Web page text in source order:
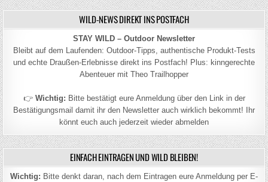
WILD-NEWS DIREKT INS POSTFACH
STAY WILD – Outdoor Newsletter
Bleibt auf dem Laufenden: Outdoor-Tipps, authentische Produkt-Tests
und echte Draußen-Erlebnisse direkt ins Postfach! Plus: kinngerechte
Abenteuer mit Theo Trailhopper
👉 Wichtig: Bitte bestätigt eure Anmeldung über den Link in der
Bestätigungsmail damit ihr den Newsletter auch wirklich bekommt! Ihr
könnt euch auch jederzeit wieder abmelden
EINFACH EINTRAGEN UND WILD BLEIBEN!
Wichtig: Bitte denkt daran, nach dem Eintragen eure Anmeldung per E-